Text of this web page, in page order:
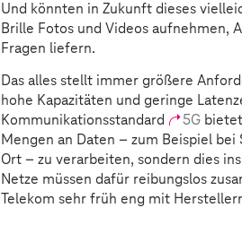
Und könnten in Zukunft dieses
Brille Fotos und Videos aufnehmen,
Fragen liefern.
Das alles stellt immer größere
hohe Kapazitäten und geringe
Kommunikationsstandard
5G
Mengen an Daten – zum Beispiel
Ort – zu verarbeiten, sondern dies
Netze müssen dafür reibungslos
Telekom sehr früh eng mit